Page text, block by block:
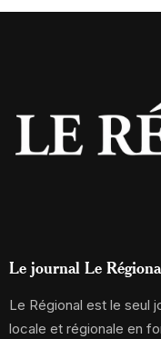
Le journal Le
Le Régional est le seul
locale et régionale en